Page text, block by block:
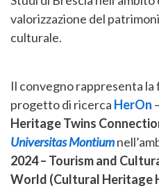
valorizzazione del
culturale.
Il convegno rappresenta la
progetto di ricerca HerOn –
Heritage Twins
Universitas Montium
2024 – Tourism and
World (Cultural Heritage